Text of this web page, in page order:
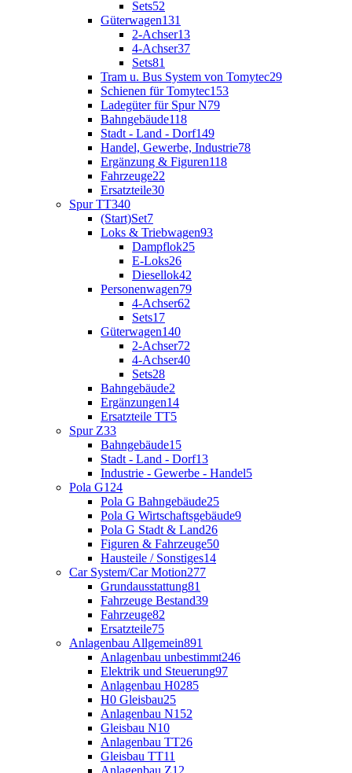
Sets52
Güterwagen131
2-Achser13
4-Achser37
Sets81
Tram u. Bus System von Tomytec29
Schienen für Tomytec153
Ladegüter für Spur N79
Bahngebäude118
Stadt - Land - Dorf149
Handel, Gewerbe, Industrie78
Ergänzung & Figuren118
Fahrzeuge22
Ersatzteile30
Spur TT340
(Start)Set7
Loks & Triebwagen93
Dampflok25
E-Loks26
Diesellok42
Personenwagen79
4-Achser62
Sets17
Güterwagen140
2-Achser72
4-Achser40
Sets28
Bahngebäude2
Ergänzungen14
Ersatzteile TT5
Spur Z33
Bahngebäude15
Stadt - Land - Dorf13
Industrie - Gewerbe - Handel5
Pola G124
Pola G Bahngebäude25
Pola G Wirtschaftsgebäude9
Pola G Stadt & Land26
Figuren & Fahrzeuge50
Hausteile / Sonstiges14
Car System/Car Motion277
Grundausstattung81
Fahrzeuge Bestand39
Fahrzeuge82
Ersatzteile75
Anlagenbau Allgemein891
Anlagenbau unbestimmt246
Elektrik und Steuerung97
Anlagenbau H0285
H0 Gleisbau25
Anlagenbau N152
Gleisbau N10
Anlagenbau TT26
Gleisbau TT11
Anlagenbau Z12